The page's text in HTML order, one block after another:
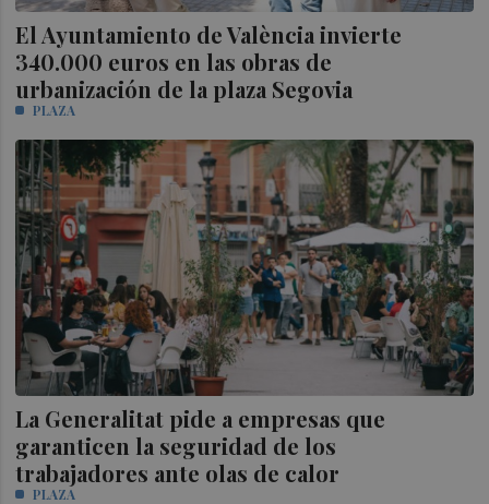
El Ayuntamiento de València invierte
340.000 euros en las obras de
urbanización de la plaza Segovia
PLAZA
La Generalitat pide a empresas que
garanticen la seguridad de los
trabajadores ante olas de calor
PLAZA